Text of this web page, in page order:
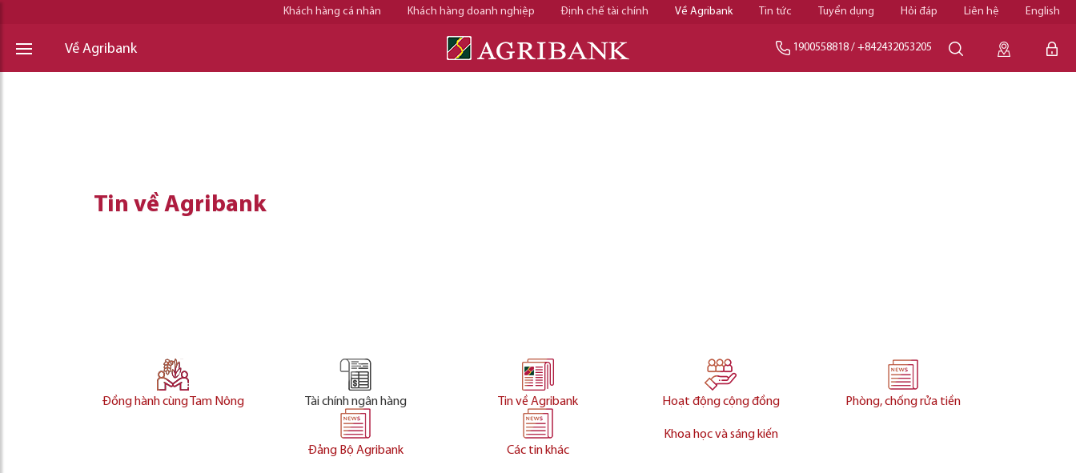
Khách hàng cá nhân Khách hàng doanh nghiệp Định chế tài chính Về Agribank Tin tức Tuyển dụng Hỏi đáp Liên hệ English
Về Agribank 1900558818 / +842432053205
Tin về Agribank
Đồng hành cùng Tam Nông Tài chính ngân hàng Tin về Agribank Hoạt động cộng đồng Phòng, chống rửa tiền
Đảng Bộ Agribank Các tin khác
Khoa học và sáng kiến